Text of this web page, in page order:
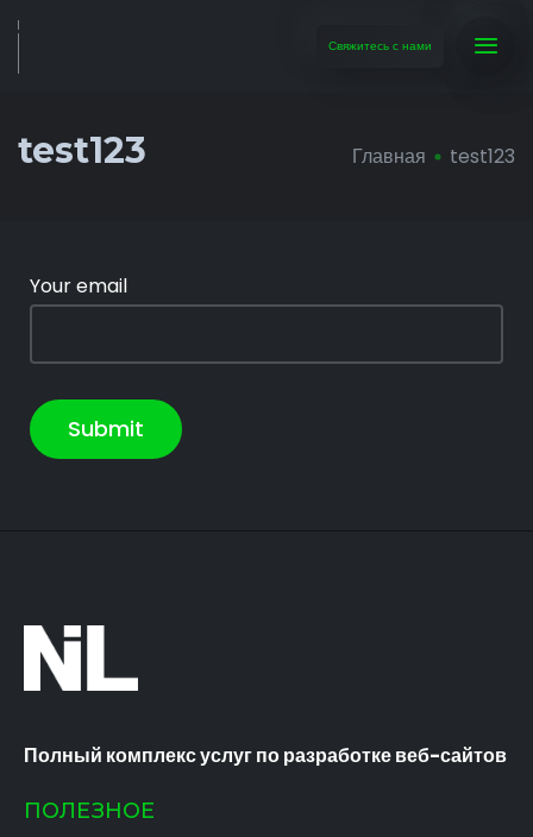
Свяжитесь с нами
test123 Главная test123
Your email
Полный комплекс услуг по разработке веб-сайтов
ПОЛЕЗНОЕ